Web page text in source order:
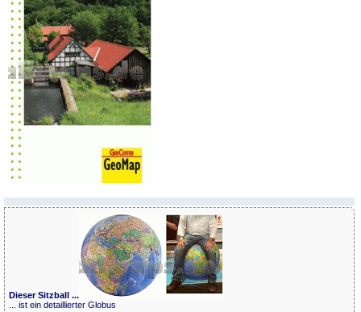
Dieser Sitzball ...
... ist ein detaillierter Globus